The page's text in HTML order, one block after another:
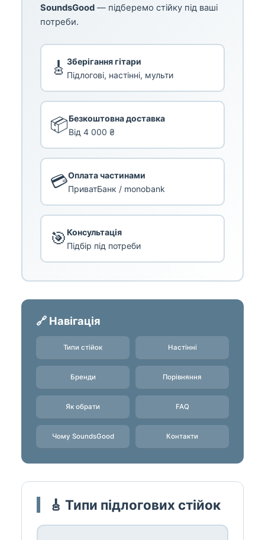
SoundsGood — підберемо стійку під ваші
потреби.
🎸 Зберігання гітари
Підлогові, настінні, мульти
📦Безкоштовна доставка
Від 4 000 ₴
💳Оплата частинами
ПриватБанк / monobank
🎯Консультація
Підбір під потреби
🔗 Навігація
Типи стійок Настінні
Бренди Порівняння
Як обрати FAQ
Чому SoundsGood Контакти
🎸 Типи підлогових стійок